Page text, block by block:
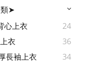
➤
心上衣
24
衣
36
長袖上衣
34